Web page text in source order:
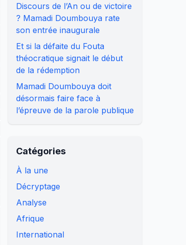
Discours de l’An ou de victoire
? Mamadi Doumbouya rate
son entrée inaugurale
Et si la défaite du Fouta
théocratique signait le début
de la rédemption
Mamadi Doumbouya doit
désormais faire face à
l’épreuve de la parole publique
Catégories
À la une
Décryptage
Analyse
Afrique
International